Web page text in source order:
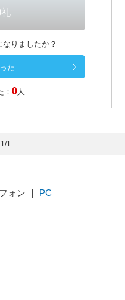
なりましたか？
：0 人
1/1
ォン ｜ PC